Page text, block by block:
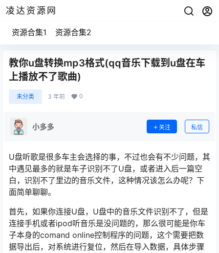
凌达资源网
资源合集1 资源合集2
教你u盘转换mp3格式(qq音乐下载到u盘在车
上播放不了歌曲)
未分类 3 年前 0
小多多 关注 私信
U盘听歌是很多车主会选择的事，不过也会有不少问题，其
中遇见最多的就是车子识别不了U盘，或者进入后一篇空
白，识别不了里边的音乐文件，这种情况该怎么办呢？下
面简单聊聊。
首先，如果你连接U盘，U盘中的音乐文件识别不了，但是
连接手机或者ipod听音乐是没问题的，那么很可能是你车
子本身的comand online控制程序的问题，这个需要把数
据导出后，对系统进行复位，然后在导入数据，具体步骤